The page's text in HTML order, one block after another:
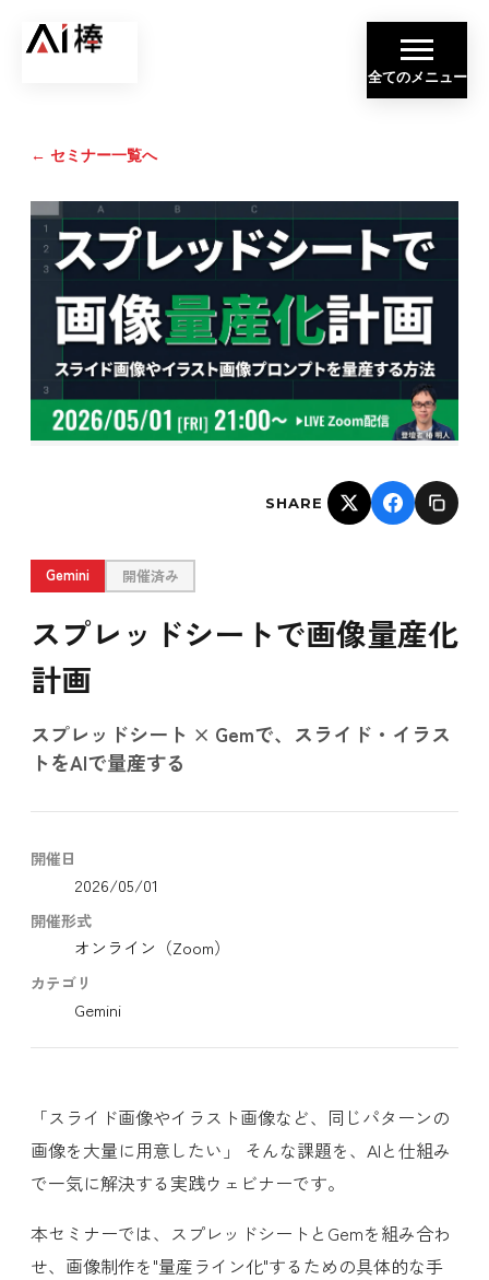
全てのメニュー
← セミナー一覧へ
SHARE
Gemini 開催済み
スプレッドシートで画像量産化
計画
スプレッドシート × Gemで、スライド・イラス
トをAIで量産する
開催日
2026/05/01
開催形式
オンライン（Zoom）
カテゴリ
Gemini
「スライド画像やイラスト画像など、同じパターンの
画像を大量に用意したい」 そんな課題を、AIと仕組み
で一気に解決する実践ウェビナーです。
本セミナーでは、スプレッドシートとGemを組み合わ
せ、画像制作を"量産ライン化"するための具体的な手